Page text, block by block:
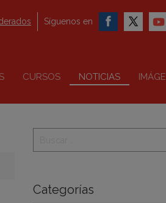
CURSOS NOTICIAS
Síguenos en
Categorías